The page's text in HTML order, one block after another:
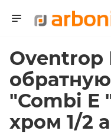
Oventrop
"Combi E
хром 1/2